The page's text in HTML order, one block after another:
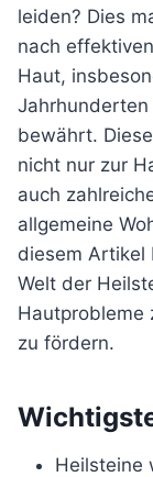
leiden? Dies
nach
Haut,
bewährt.
nicht nur zur
auch
allgemeine
diesem Artikel
Welt der
Hautprobleme
zu fördern.
Heilsteine